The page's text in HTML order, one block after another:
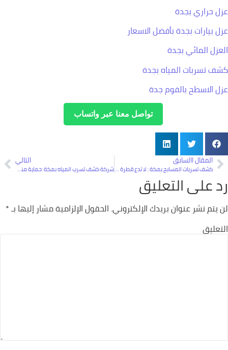
عزل حراري بجدة
عزل بيارات بجدة بأفضل الاسعار
العزل المائي بجدة
كشف تسربات المياه بجدة
عزل الاسطح بالفوم جدة
تواصل معنا عبر واتساب
المقال االسابق
كشف تسربات المسابح بمكة : لا تدع قطرة ماء تهدر أموالك
التالي
شركة كشف تسرب المياه بمكة :حماية منزلك من أضرار المياه
رد على التعليق
لن يتم نشر عنوان بريدك الإلكتروني. الحقول الإلزامية مشار إليها بـ*
التعليق